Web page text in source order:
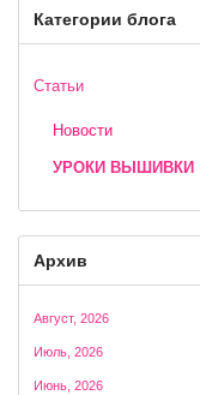
Категории блога
Статьи
Новости
УРОКИ ВЫШИВКИ
Архив
Август, 2026
Июль, 2026
Июнь, 2026